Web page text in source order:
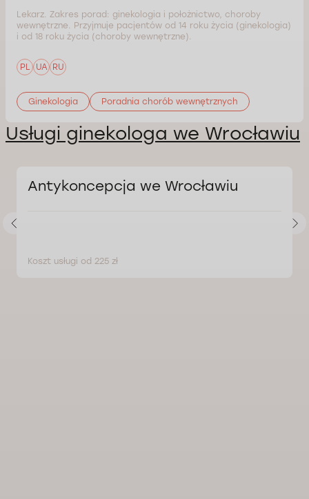
Lekarz. Zakres porad: ginekologia i położnictwo, choroby
wewnętrzne. Przyjmuje pacjentów od 14 roku życia (ginekologia)
i od 18 roku życia (choroby wewnętrzne).
PL UA RU
Ginekologia Poradnia chorób wewnętrznych
Usługi ginekologa we Wrocławiu
Antykoncepcja we Wrocławiu
Koszt usługi od 225 zł